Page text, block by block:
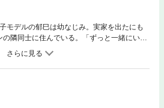
モデルの郁巳は幼なじみ。実家を出たにも
隣同士に住んでいる。「ずっと一緒にい
はないのに、毎日家に遊びにきたり、ご飯
過保護すぎる愛情を見せていた…。そんな郁
のの、奈央は過去にトラウマを抱える郁巳
る日、郁巳のファンが奈央に襲いかかる事
が現れて…。好きすぎると、縛りたくなる…